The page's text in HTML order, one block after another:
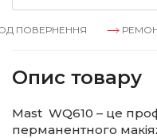
ПОВЕРНЕННЯ РЕМОНТ
Опис товару
Mast WQ610 – це
перманентного